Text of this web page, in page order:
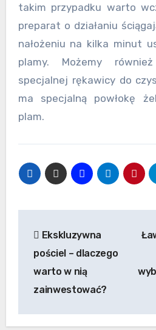
takim przypadku warto
preparat o działaniu
nałożeniu na kilka minut
plamy. Możemy
specjalnej rękawicy do
ma specjalną powłokę
plam.
wpisu
Ekskluzywna
pościel – dlaczego
warto w nią
zainwestować?